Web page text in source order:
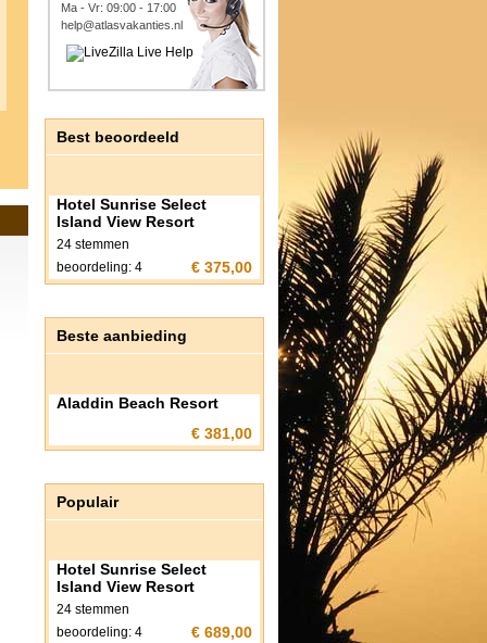
Ma - Vr: 09:00 - 17:00
help@atlasvakanties.nl
Best beoordeeld
Hotel Sunrise Select
Island View Resort
24 stemmen
beoordeling: 4
€ 375,00
Beste aanbieding
Aladdin Beach Resort
€ 381,00
Populair
Hotel Sunrise Select
Island View Resort
24 stemmen
beoordeling: 4
€ 689,00